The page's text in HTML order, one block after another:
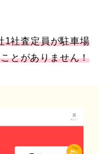
1社査定員が駐車場
とがありません！